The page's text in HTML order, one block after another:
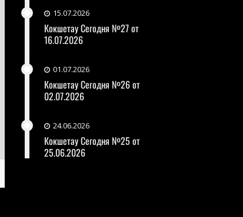
15.07.2026
Кокшетау Сегодня №27 от
16.07.2026
01.07.2026
Кокшетау Сегодня №26 от
02.07.2026
24.06.2026
Кокшетау Сегодня №25 от
25.06.2026